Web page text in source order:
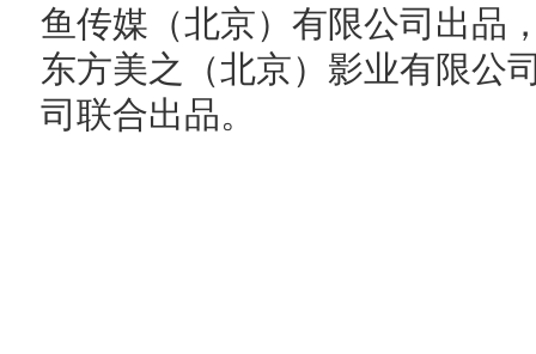
鱼传媒（北京）有限公司出品
东方美之（北京）影业有限公
司联合出品。